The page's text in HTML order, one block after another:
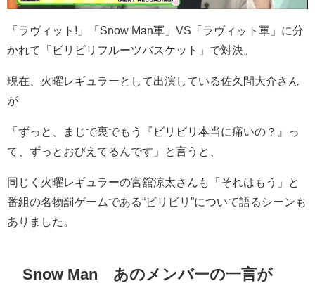
「ラヴィット!」「Snow Man軍」VS「ラヴィット軍」に分
かれて「ビリビリフルーツバスケット」で対決。
現在、火曜レギュラーとして出演している佐久間大介さん
が
「ずっと、まじで裏でもう『ビリビリ本当に痛いの？』っ
て、ずっとおびえてるんです」と言うと、
同じく火曜レギュラーの宮舘涼太さんも「それはもう」と
番組の名物罰ゲームである“ビリビリ”について語るシーンも
ありました。
Snow Man あのメンバーの一言が